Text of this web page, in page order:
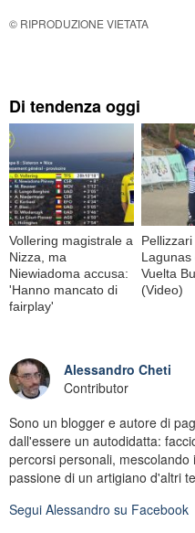
© RIPRODUZIONE VIETATA
Di tendenza oggi
Vollering magistrale a
Nizza, ma
Niewiadoma accusa:
'Hanno mancato di
fairplay'
Lagunas
Vuelta
(Video)
Alessandro Cheti
Contributor
Sono un blogger e autore di
dall'essere un autodidatta:
percorsi personali,
passione di un artigiano d'altri
Segui Alessandro su Facebook